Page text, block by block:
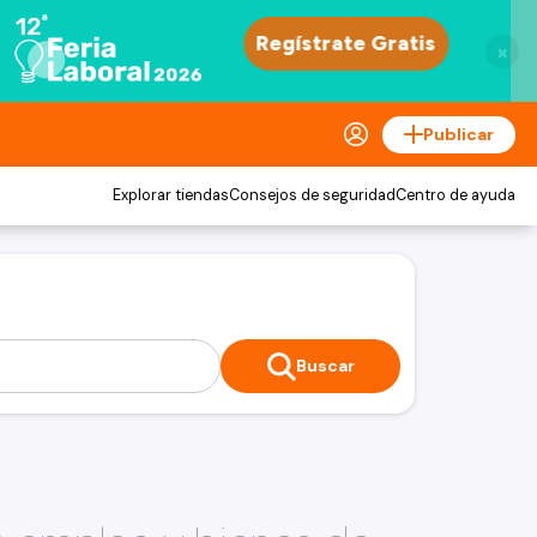
×
Publicar
Explorar tiendasConsejos de seguridadCentro de ayuda
Buscar